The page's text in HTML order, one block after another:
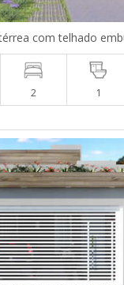
com telhado
2 1